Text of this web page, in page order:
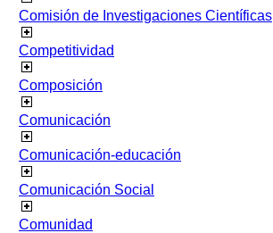
Comisión de Investigaciones Científicas
Competitividad
Composición
Comunicación
Comunicación-educación
Comunicación Social
Comunidad